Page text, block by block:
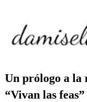
Un prólogo a la
“Vivan las feas”